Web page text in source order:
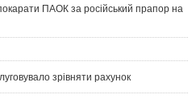
ПАОК за російський прапор на
зрівняти рахунок